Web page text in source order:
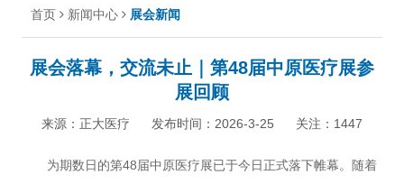
首页 新闻中心 展会新闻
展会落幕，交流未止｜第48届中原医疗展参
展回顾
来源：正大医疗 发布时间：2026-3-25 关注：1447
为期数日的第48届中原医疗展已于今日正式落下帷幕。随着